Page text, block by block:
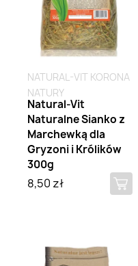
NATURAL-VIT KORONA
NATURY
Natural-Vit
Naturalne Sianko z
Marchewką dla
Gryzoni i Królików
300g
8,50 zł